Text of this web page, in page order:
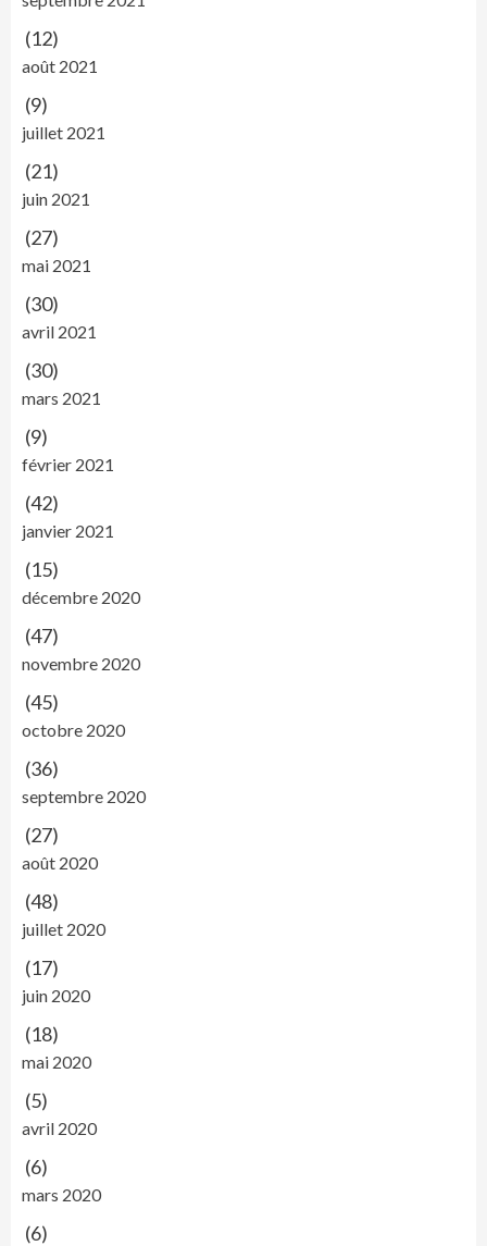
(12)
août 2021
(9)
juillet 2021
(21)
juin 2021
(27)
mai 2021
(30)
avril 2021
(30)
mars 2021
(9)
février 2021
(42)
janvier 2021
(15)
décembre 2020
(47)
novembre 2020
(45)
octobre 2020
(36)
septembre 2020
(27)
août 2020
(48)
juillet 2020
(17)
juin 2020
(18)
mai 2020
(5)
avril 2020
(6)
mars 2020
(6)